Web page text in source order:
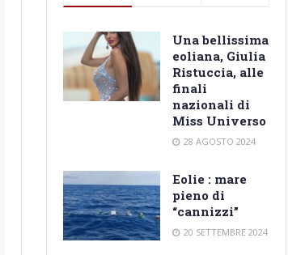
Una bellissima
eoliana, Giulia
Ristuccia, alle
finali
nazionali di
Miss Universo
28 AGOSTO 2024
Eolie : mare
pieno di
“cannizzi”
20 SETTEMBRE 2024